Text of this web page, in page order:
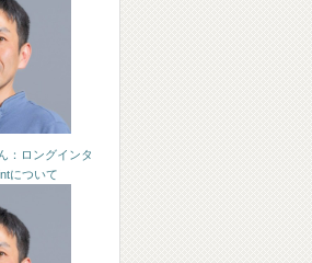
：ロングインタ
について